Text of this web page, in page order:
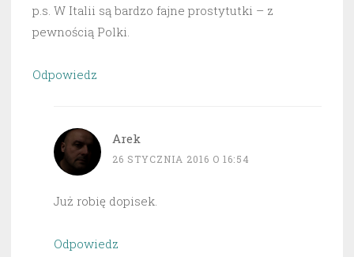
p.s. W Italii są bardzo fajne prostytutki – z
pewnością Polki.
Odpowiedz
Arek
26 STYCZNIA 2016 O 16:54
Już robię dopisek.
Odpowiedz